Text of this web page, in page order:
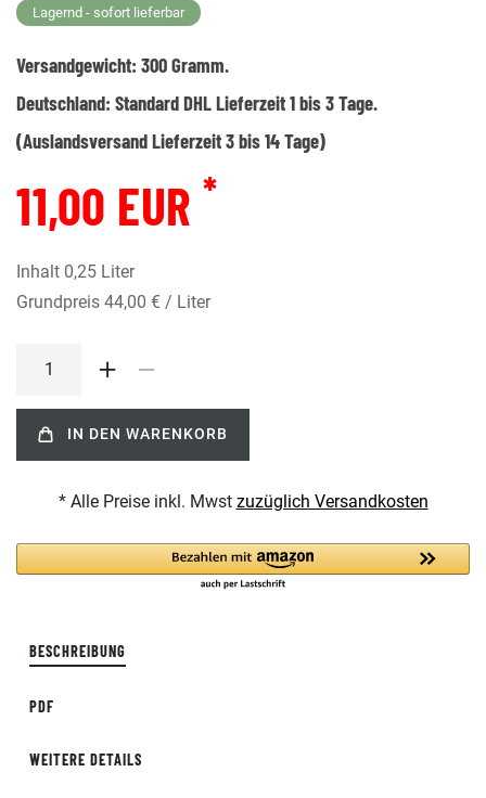
Lagernd - sofort lieferbar
Versandgewicht: 300Gramm.
Deutschland: Standard DHL Lieferzeit 1 bis 3 Tage.
(Auslandsversand Lieferzeit 3 bis 14 Tage)
11,00 EUR *
Inhalt 0,25 Liter
Grundpreis 44,00 € / Liter
IN DEN WARENKORB
* Alle Preise inkl. Mwst zuzüglich Versandkosten
BESCHREIBUNG
PDF
WEITERE DETAILS